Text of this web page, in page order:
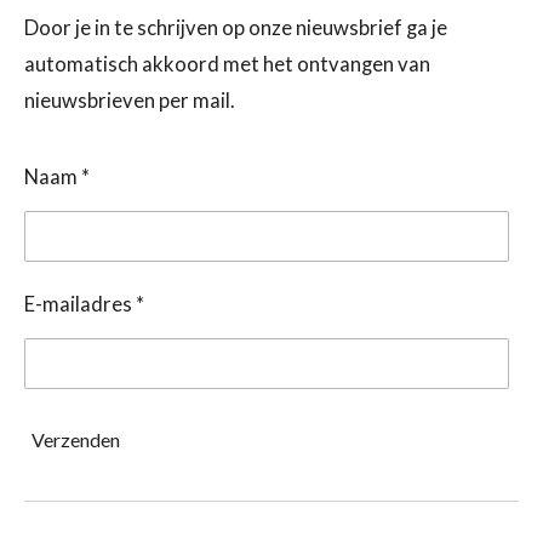
Door je in te schrijven op onze nieuwsbrief ga je
automatisch akkoord met het ontvangen van
nieuwsbrieven per mail.
Naam *
E-mailadres *
Verzenden